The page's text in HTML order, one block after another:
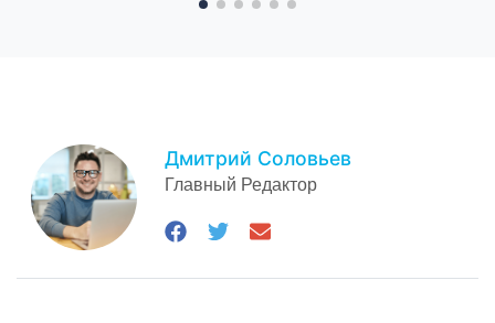
Дмитрий Соловьев
Главный Редактор